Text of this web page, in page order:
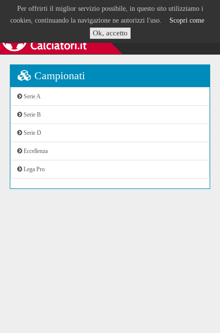
Per offrirti il miglior servizio possibile, in questo sito utilizziamo i
cookies, continuando la navigazione ne autorizzi l'uso. Scopri come
Ok, accetto
Campionati
Serie A
Serie B
Serie D
Eccellenza
Lega Pro